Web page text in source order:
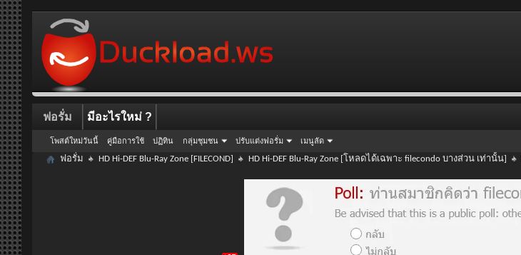
ฟอรั่ม
โพสต์ใหม่วันนี้ คู่มือการใช้ ปฏิทิน กลุ่มชุมชน ปรับแต่งฟอรั่ม เมนูลัด
มีอะไรใหม่ ?
ฟอรั่ม HD Hi-DEF Blu-Ray Zone [FILECOND] HD Hi-DEF Blu-Ray Zone [โหลดได้เฉพาะ filecondo บางส่วน เท่านั้น]